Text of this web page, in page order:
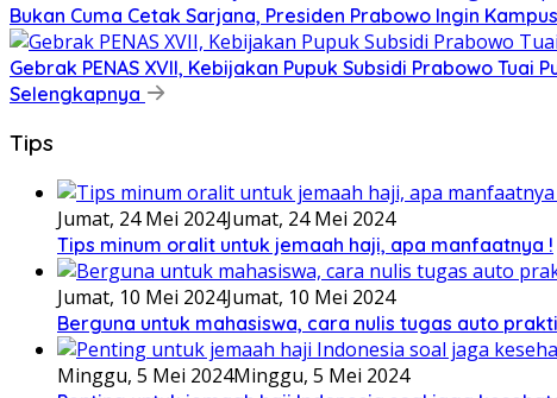
Bukan Cuma Cetak Sarjana, Presiden Prabowo Ingin
Gebrak PENAS XVII, Kebijakan Pupuk Subsidi Prabowo Tuai
Selengkapnya
Tips
Jumat, 24 Mei 2024Jumat, 24 Mei 2024
Tips minum oralit untuk jemaah haji, apa manfaatnya !
Jumat, 10 Mei 2024Jumat, 10 Mei 2024
Berguna untuk mahasiswa, cara nulis tugas auto
Minggu, 5 Mei 2024Minggu, 5 Mei 2024